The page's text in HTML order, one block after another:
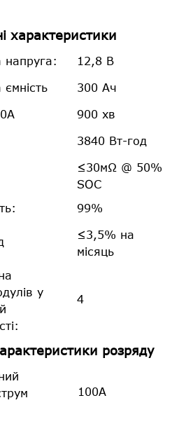
характеристики
напруга: 12,8 В
300 Ач
900 хв
3840 Вт-год
≤30мΩ @ 50%
SOC
99%
≤3,5% на
місяць
у
4
розряду
100А